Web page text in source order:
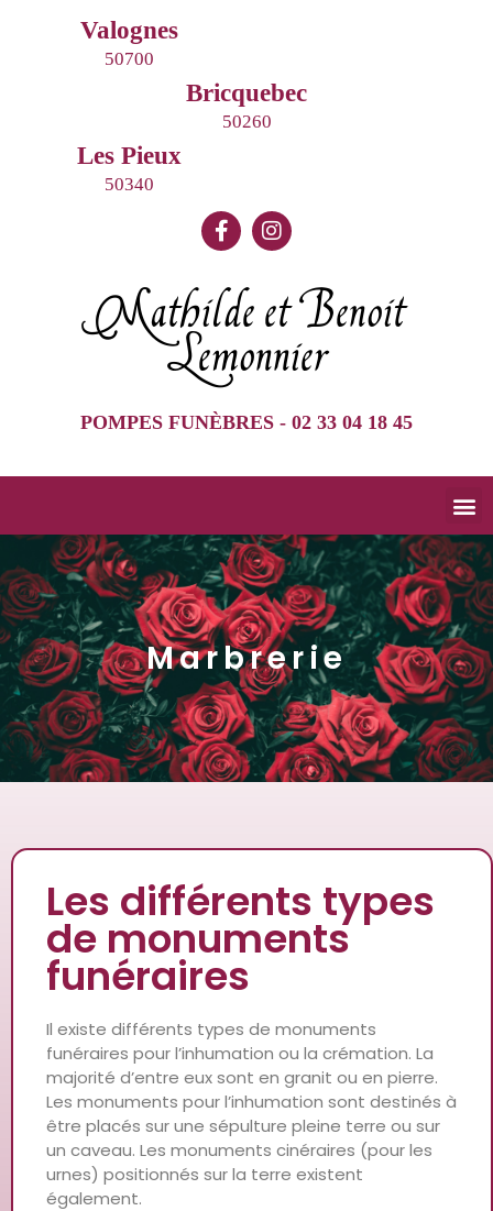
Valognes
50700
Bricquebec
50260
Les Pieux
50340
Mathilde et Benoit
Lemonnier
POMPES FUNÈBRES - 02 33 04 18 45
Marbrerie
Les différents types
de monuments
funéraires
Il existe différents types de monuments
funéraires pour l’inhumation ou la crémation. La
majorité d’entre eux sont en granit ou en pierre.
Les monuments pour l’inhumation sont destinés à
être placés sur une sépulture pleine terre ou sur
un caveau. Les monuments cinéraires (pour les
urnes) positionnés sur la terre existent
également.